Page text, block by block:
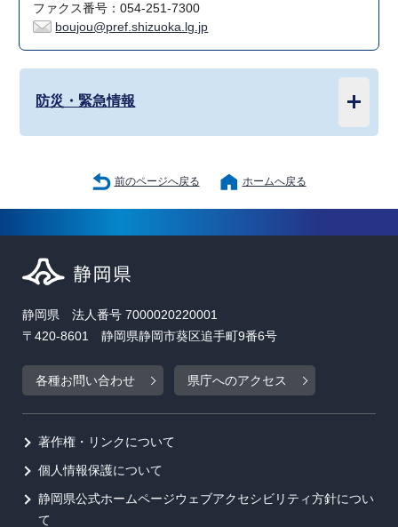
ファクス番号：054-251-7300
boujou@pref.shizuoka.lg.jp
防災・緊急情報
前のページへ戻る ホームへ戻る
静岡県 法人番号 7000020220001
〒420-8601 静岡県静岡市葵区追手町9番6号
各種お問い合わせ 県庁へのアクセス
著作権・リンクについて
個人情報保護について
静岡県公式ホームページウェブアクセシビリティ方針につい
て